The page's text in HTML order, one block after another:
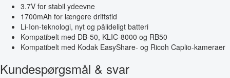
3.7V for stabil ydeevne
1700mAh for længere driftstid
Li-Ion-teknologi, nyt og pålideligt batteri
Kompatibelt med DB-50, KLIC-8000 og RB50
Kompatibelt med Kodak EasyShare- og Ricoh Caplio-kameraer
Kundespørgsmål & svar